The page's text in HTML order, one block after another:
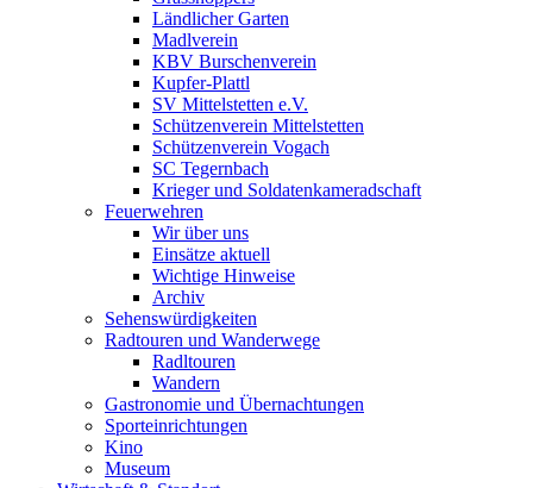
Ländlicher Garten
Madlverein
KBV Burschenverein
Kupfer-Plattl
SV Mittelstetten e.V.
Schützenverein Mittelstetten
Schützenverein Vogach
SC Tegernbach
Krieger und Soldatenkameradschaft
Feuerwehren
Wir über uns
Einsätze aktuell
Wichtige Hinweise
Archiv
Sehenswürdigkeiten
Radtouren und Wanderwege
Radltouren
Wandern
Gastronomie und Übernachtungen
Sporteinrichtungen
Kino
Museum